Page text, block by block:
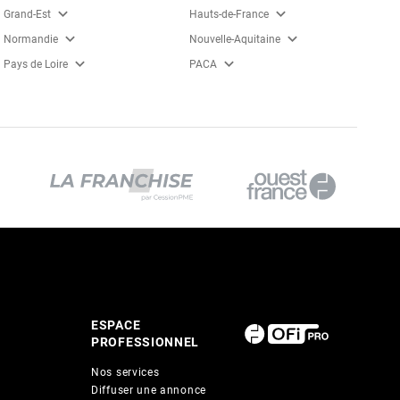
Grand-Est expand_more Hauts-de-France expand_more
Normandie expand_more Nouvelle-Aquitaine expand_more
Pays de Loire expand_more PACA expand_more
ESPACE
PROFESSIONNEL
Nos services
Diffuser une annonce